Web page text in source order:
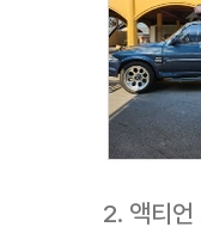
2. 액티